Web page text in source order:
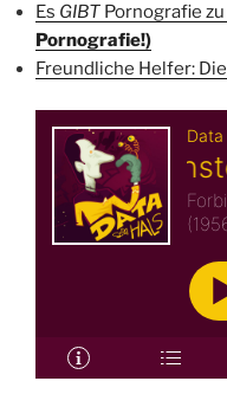
Es GIBT Pornografie zu
Pornografie!)
Freundliche Helfer: Die